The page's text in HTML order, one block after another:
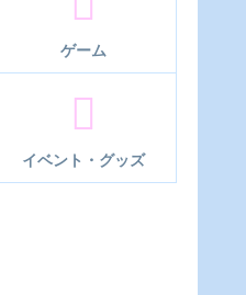
ゲーム
イベント・グッズ